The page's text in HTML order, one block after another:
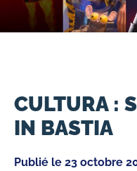
CULTURA :
IN BASTIA
Publié le 23 octobre